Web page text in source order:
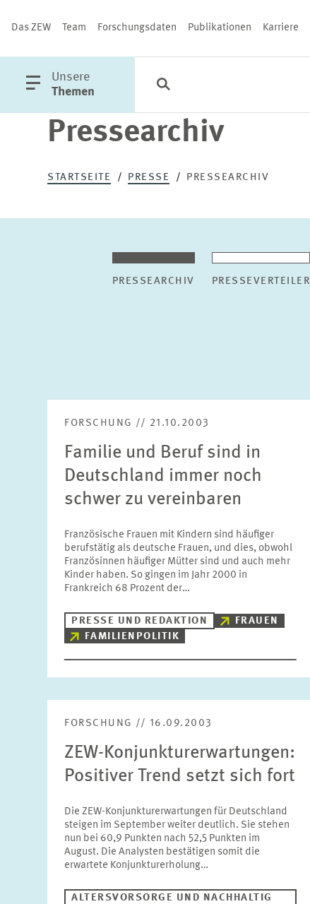
Das ZEW Team Forschungsdaten Publikationen Karriere
öffne
Hauptmenü
Unsere
Themen
Kategorien
Schließen
Pressearchiv
STARTSEITE PRESSE PRESSEARCHIV
PRESSEARCHIV PRESSEVERTEILER
FORSCHUNG // 21.10.2003
Familie und Beruf sind in
Deutschland immer noch
schwer zu vereinbaren
Französische Frauen mit Kindern sind häufiger
berufstätig als deutsche Frauen, und dies, obwohl
Französinnen häufiger Mütter sind und auch mehr
Kinder haben. So gingen im Jahr 2000 in
Frankreich 68 Prozent der…
PRESSE UND REDAKTION
FRAUEN
FAMILIENPOLITIK
FORSCHUNG // 16.09.2003
ZEW-Konjunkturerwartungen:
Positiver Trend setzt sich fort
Die ZEW-Konjunkturerwartungen für Deutschland
steigen im September weiter deutlich. Sie stehen
nun bei 60,9 Punkten nach 52,5 Punkten im
August. Die Analysten bestätigen somit die
erwartete Konjunkturerholung…
ALTERSVORSORGE UND NACHHALTIG